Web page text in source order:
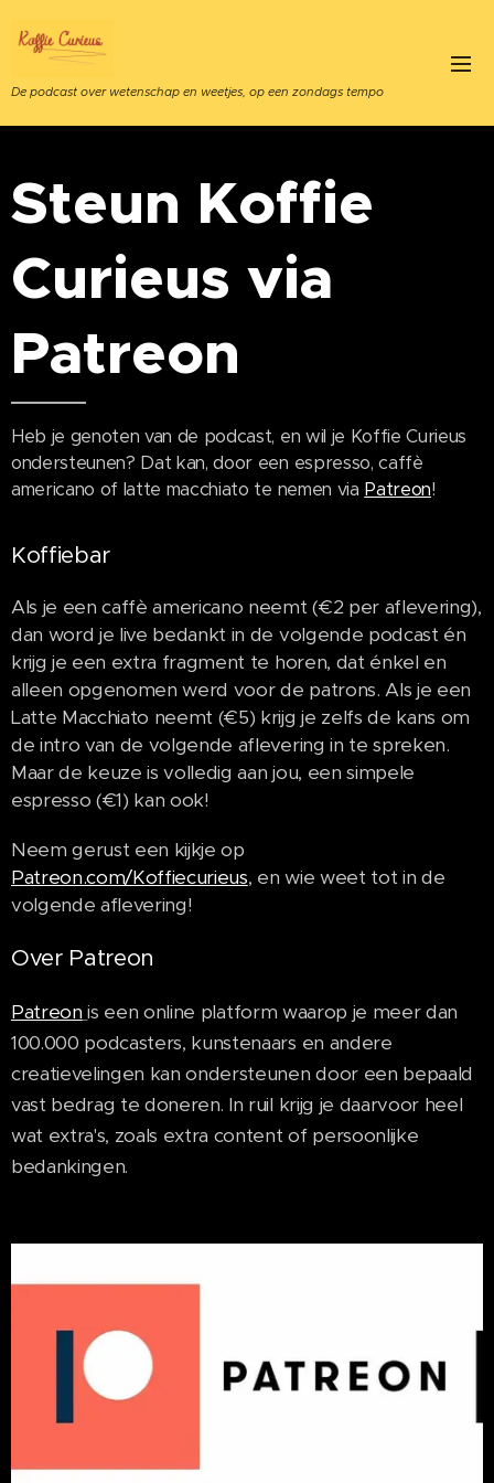
De podcast over wetenschap en weetjes, op een zondags tempo
Steun Koffie
Curieus via
Patreon
Heb je genoten van de podcast, en wil je Koffie Curieus
ondersteunen? Dat kan, door een espresso, caffè
americano of latte macchiato te nemen via Patreon!
Koffiebar
Als je een caffè americano neemt (€2 per aflevering),
dan word je live bedankt in de volgende podcast én
krijg je een extra fragment te horen, dat énkel en
alleen opgenomen werd voor de patrons. Als je een
Latte Macchiato neemt (€5) krijg je zelfs de kans om
de intro van de volgende aflevering in te spreken.
Maar de keuze is volledig aan jou, een simpele
espresso (€1) kan ook!
Neem gerust een kijkje op
Patreon.com/Koffiecurieus, en wie weet tot in de
volgende aflevering!
Over Patreon
Patreon is een online platform waarop je meer dan
100.000 podcasters, kunstenaars en andere
creatievelingen kan ondersteunen door een bepaald
vast bedrag te doneren. In ruil krijg je daarvoor heel
wat extra's, zoals extra content of persoonlijke
bedankingen.